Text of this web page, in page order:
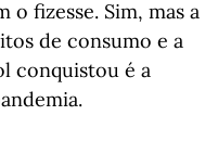
o fizesse. Sim, mas a
de consumo e a
conquistou é a